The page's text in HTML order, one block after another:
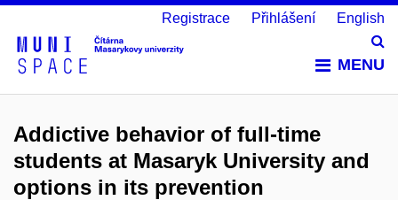
MENU
Registrace Přihlášení English
Addictive behavior of full-time
students at Masaryk University and
options in its prevention